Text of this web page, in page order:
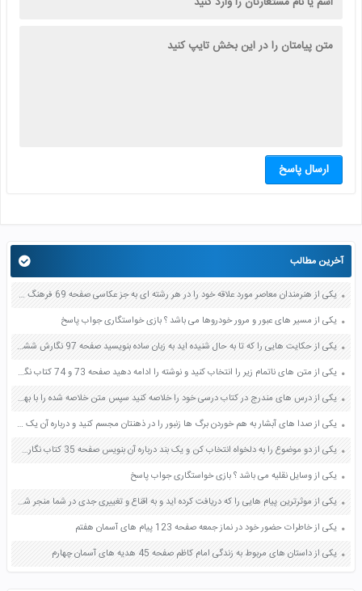
ارسال پاسخ
آخرین مطالب
یکی از هنرمندان معاصر مورد علاقه خود را در هر رشته ای به جز عکاسی صفحه 69 فرهنگ و هنر نهم
یکی از مسیر های عبور و مرور خودروها می باشد ؟ بازی خواستگاری جواب پاسخ
یکی از حکایت هایی را که تا به حال شنیده اید به زبان ساده بنویسید صفحه 97 نگارش ششم دبستان
یکی از متن های ناتمام زیر را انتخاب کنید و نوشته را ادامه دهید صفحه 73 و 74 کتاب نگارش فارسی پنجم دبستان
یکی از درس های مندرج در کتاب درسی خود را خلاصه کنید سپس متن خلاصه شده را با بهره گیری از روش های دسته بندی نمودار جدول نقشه مفهومی نشان دهید صفحه 118 نگارش یازدهم
یکی از صدا های آبشار به هم خوردن برگ ها زنبور را در ذهنتان مجسم کنید و درباره آن یک بند بنویسید صفحه 11 نگارش پنجم
یکی از دو موضوع را به دلخواه انتخاب کن و یک بند درباره آن بنویس صفحه 35 کتاب نگارش فارسی سوم
یکی از وسایل نقلیه می باشد ؟ بازی خواستگاری جواب پاسخ
یکی از موثرترین پیام هایی را که دریافت کرده اید و به اقناع و تغییری جدی در شما منجر شده است برسی کنید و علت این تاثیر گذاری قابل توجه را بنویسید صفحه 52 تفکر و سواد رسانه ای دهم
یکی از خاطرات حضور خود در نماز جمعه صفحه 123 پیام های آسمان هفتم
یکی از داستان های مربوط به زندگی امام کاظم صفحه 45 هدیه های آسمان چهارم